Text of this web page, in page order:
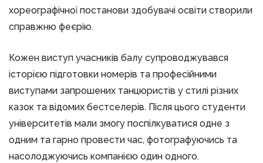
хореографічної постанови здобувачі освіти створили
справжню феєрію.
Кожен виступ учасників балу супроводжувався
історією підготовки номерів та професійними
виступами запрошених танцюристів у стилі різних
казок та відомих бестселерів. Після цього студенти
університетів мали змогу поспілкуватися одне з
одним та гарно провести час, фотографуючись та
насолоджуючись компанією один одного.